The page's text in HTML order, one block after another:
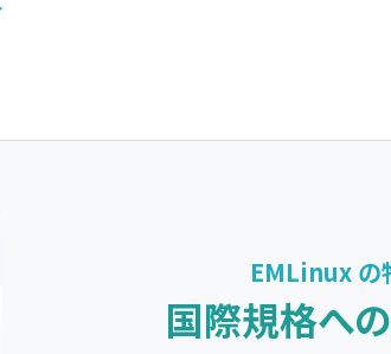
EMLinux の
国際規格へ